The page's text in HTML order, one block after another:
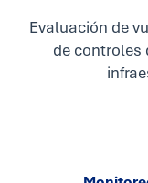
Evaluación de
de controles